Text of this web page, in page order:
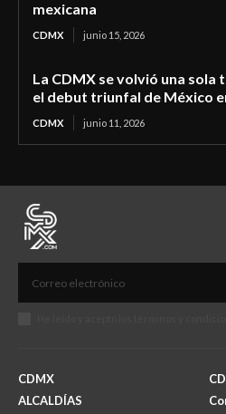
mexicana
CDMX junio 15, 2026
La CDMX se volvió una sola
el debut triunfal de México
CDMX junio 11, 2026
CDMX
ALCALDÍAS